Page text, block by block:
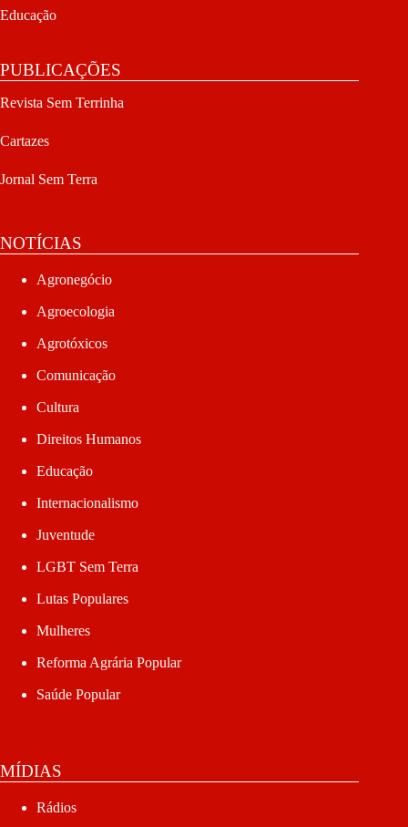
Educação
PUBLICAÇÕES
Revista Sem Terrinha
Cartazes
Jornal Sem Terra
NOTÍCIAS
Agronegócio
Agroecologia
Agrotóxicos
Comunicação
Cultura
Direitos Humanos
Educação
Internacionalismo
Juventude
LGBT Sem Terra
Lutas Populares
Mulheres
Reforma Agrária Popular
Saúde Popular
MÍDIAS
Rádios